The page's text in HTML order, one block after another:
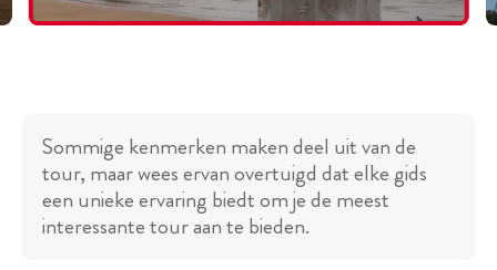
Sommige kenmerken maken deel uit van de
tour, maar wees ervan overtuigd dat elke gids
een unieke ervaring biedt om je de meest
interessante tour aan te bieden.